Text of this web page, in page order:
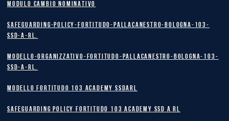
MODULO CAMBIO NOMINATIVO
safeguarding-policy-Fortitudo-Pallacanestro-Bologna-103-
SSD-A-RL.
Modello-Organizzativo-Fortitudo-Pallacanestro-Bologna-103-
SSD-A-RL.
MODELLO FORTITUDO 103 ACADEMY SSDARL
safeguarding policy Fortitudo 103 Academy SSD A RL